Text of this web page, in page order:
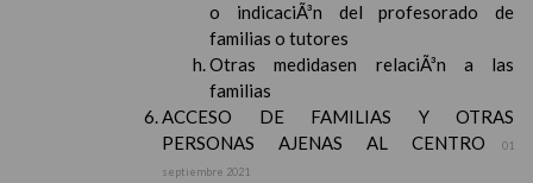
o indicaciÃ³n del profesorado de
familias o tutores
Otras medidasen relaciÃ³n a las
familias
ACCESO DE FAMILIAS Y OTRAS
PERSONAS AJENAS AL CENTRO
01
septiembre 2021